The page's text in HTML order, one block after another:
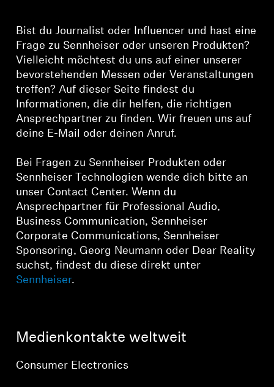
Hearing
Hearing
TV-Kopfhörer
Ressourcen zum Thema Hören
Original-Hörteile & Zubehör
Soundbars
AMBEO Soundbars und Subs
AMBEO Ersatzteile & Zubehör
Bist du Journalist oder Influencer und hast eine
Frage zu Sennheiser oder unseren Produkten?
Vielleicht möchtest du uns auf einer unserer
bevorstehenden Messen oder Veranstaltungen
treffen? Auf dieser Seite findest du
Informationen, die dir helfen, die richtigen
Ansprechpartner zu finden. Wir freuen uns auf
deine E-Mail oder deinen Anruf.
Bei Fragen zu Sennheiser Produkten oder
Sennheiser Technologien wende dich bitte an
unser Contact Center. Wenn du
Ansprechpartner für Professional Audio,
Business Communication, Sennheiser
Corporate Communications, Sennheiser
Sponsoring, Georg Neumann oder Dear Reality
suchst, findest du diese direkt unter
Sennheiser.
Medienkontakte weltweit
Consumer Electronics